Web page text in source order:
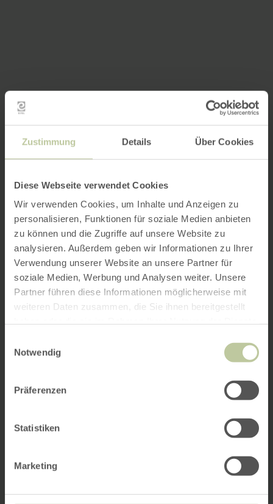
Zustimmung Details Über Cookies
Diese Webseite verwendet Cookies
Wir verwenden Cookies, um Inhalte und Anzeigen zu
personalisieren, Funktionen für soziale Medien anbieten
zu können und die Zugriffe auf unsere Website zu
analysieren. Außerdem geben wir Informationen zu Ihrer
Verwendung unserer Website an unsere Partner für
soziale Medien, Werbung und Analysen weiter. Unsere
Partner führen diese Informationen möglicherweise mit
weiteren Daten zusammen, die Sie ihnen bereitgestellt
Notwendig
Präferenzen
Statistiken
Marketing